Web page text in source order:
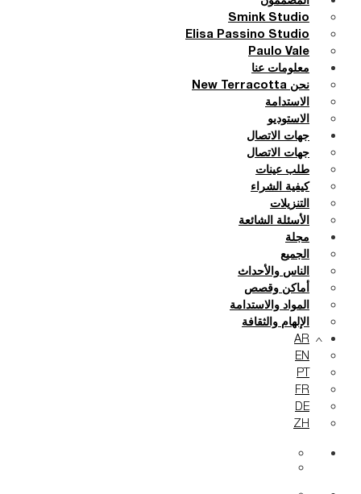
Smink Studio
Elisa Passino Studio
Paulo Vale
معلومات عنا
نحن New Terracotta
الاستدامة
الاستوديو
جهات الاتصال
جهات الاتصال
طلب عينات
كيفية الشراء
التنزيلات
الأسئلة الشائعة
مجلة
الجميع
الناس والأحداث
أماكن وقصص
المواد والاستدامة
الإلهام والثقافة
AR
EN
PT
FR
DE
ZH